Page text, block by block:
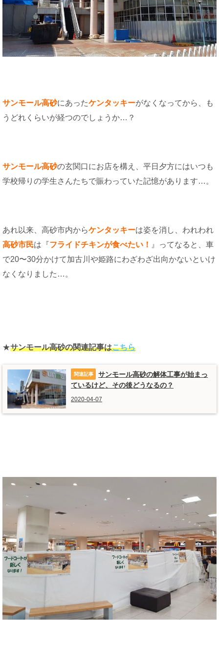
サンモール高砂にあったケンタッキーがなくなってから、も
うどれくらいが経つのでしょうか…？
サンモール高砂の玄関口にお店を構え、平日夕方にはいつも
学校帰りの学生さんたちで賑わっていた記憶があります…。
あれ以来、高砂市内からケンタッキーは姿を消し、われわれ
高砂市民は『フライドチキンが食べたい！ 』ってなると、車
で20〜30分かけて加古川や姫路にわざわざ出向かないといけ
なくなりました…。
★サンモール高砂の関連記事はこちら
サンモール高砂の解体工事が始まっ
ているけど、その後どうなるの？
2020-04-07